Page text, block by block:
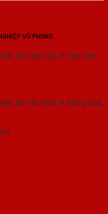
VŨ PHONG
Khu phố 2A, P. Tân Thới
Kp Tân Hoà, P. Đông Hoà,